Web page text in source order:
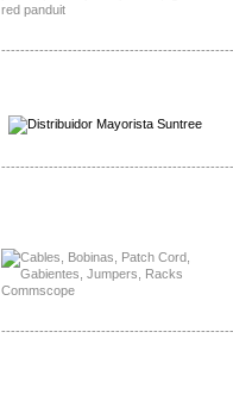
-------------------------------------------------
-------------------------------------------------
-------------------------------------------------